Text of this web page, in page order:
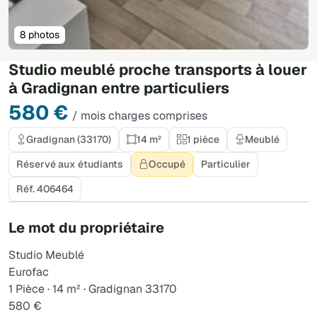
Studio meublé proche transports à louer
à Gradignan entre particuliers
580 € / mois charges comprises
8 photos
Gradignan (33170) 14 m² 1 pièce
Meublé
Réservé aux étudiants
Occupé
Particulier
Réf. 406464
Le mot du propriétaire
Studio Meublé
Eurofac
1 Pièce · 14 m² · Gradignan 33170
580 €